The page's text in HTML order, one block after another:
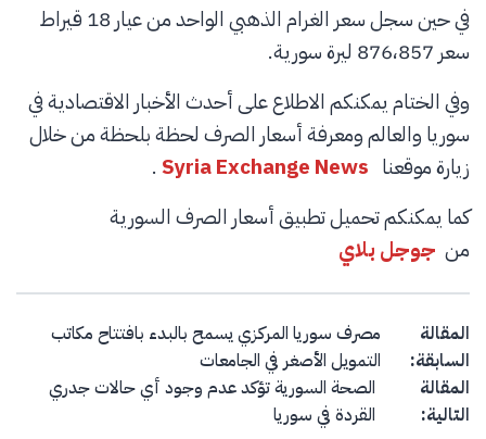
في حين سجل سعر الغرام الذهبي الواحد من عيار 18 قيراط
سعر 876،857 ليرة سورية.
وفي الختام يمكنكم الاطلاع على أحدث الأخبار الاقتصادية في
سوريا والعالم ومعرفة أسعار الصرف لحظة بلحظة من خلال
زيارة موقعنا Syria Exchange News
.
كما يمكنكم تحميل تطبيق أسعار الصرف السورية
من جوجل بلاي
Post navigation
المقالة
السابقة:
مصرف سوريا المركزي يسمح بالبدء بافتتاح مكاتب
التمويل الأصغر في الجامعات
المقالة
التالية:
الصحة السورية تؤكد عدم وجود أي حالات جدري
القردة في سوريا